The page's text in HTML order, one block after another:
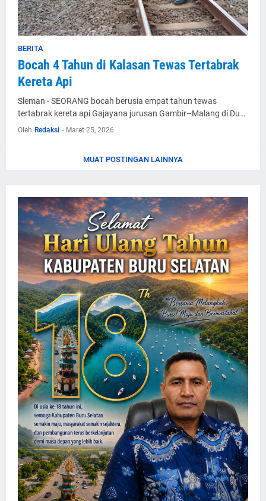
BERITA
Bocah 4 Tahun di Kalasan Tewas Tertabrak
Kereta Api
Sleman - SEORANG bocah berusia empat tahun tewas
tertabrak kereta api Gajayana jurusan Gambir–Malang di Du…
Oleh Redaksi - Maret 25, 2026
MUAT POSTINGAN LAINNYA